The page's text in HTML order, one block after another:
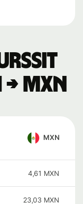
MXN
MXN
4,61 MXN
23,03 MXN